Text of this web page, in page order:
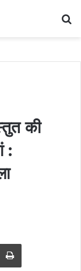
की
:
Email Print